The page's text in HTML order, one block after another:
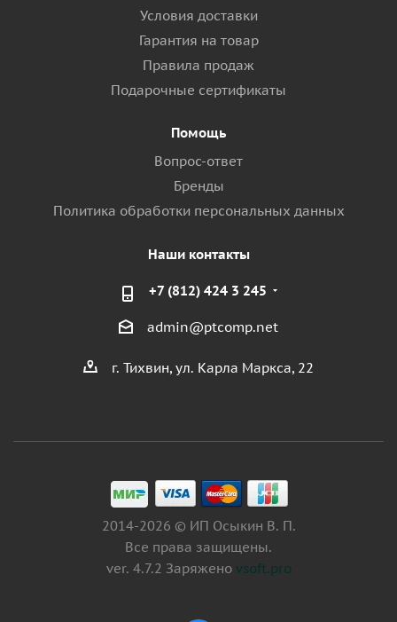
Условия доставки
Гарантия на товар
Правила продаж
Подарочные сертификаты
Помощь
Вопрос-ответ
Бренды
Политика обработки персональных данных
Наши контакты
+7 (812) 424 3 245
admin@ptcomp.net
г. Тихвин, ул. Карла Маркса, 22
2014-2026 © ИП Осыкин В. П.
Все права защищены.
ver. 4.7.2 Заряжено vsoft.pro